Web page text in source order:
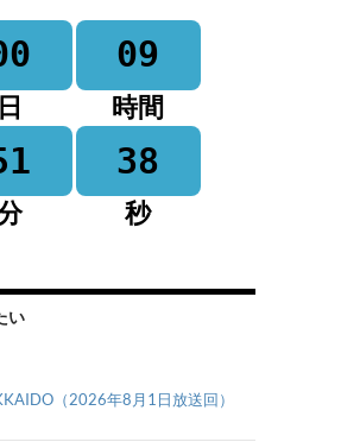
日
09
時間
38
秒
い
（2026年8月1日放送回）